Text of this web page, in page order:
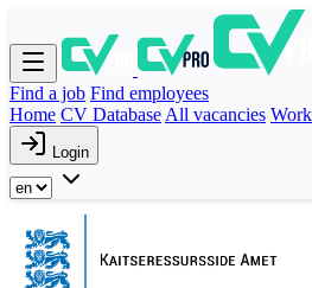
Find a job Find employees
Home CV Database All vacancies
Login